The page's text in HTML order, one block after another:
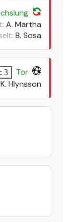
A. Martha
B. Sosa
Tor
K. Hlynsson